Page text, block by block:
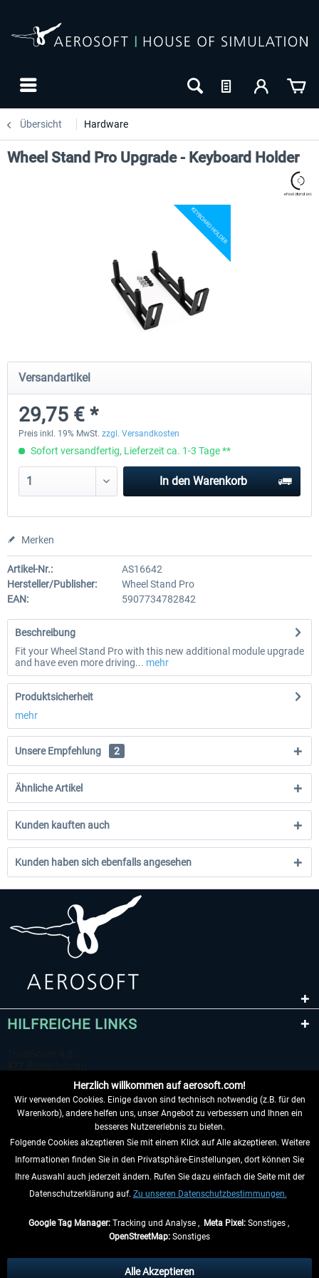
Übersicht Hardware
Wheel Stand Pro - Farm Truck
196,35 € *
Wheel Stand Pro Upgrade - Keyboard Holder
Versandartikel
29,75 € *
Preis inkl. 19% MwSt. zzgl. Versandkosten
Sofort versandfertig, Lieferzeit ca. 1-3 Tage **
In den Warenkorb
Merken
Artikel-Nr.:
AS16642
Hersteller/Publisher:
Wheel Stand Pro
EAN:
5907734782842
Beschreibung
Fit your Wheel Stand Pro with this new additional module upgrade
and have even more driving... mehr
Produktsicherheit
mehr
Unsere Empfehlung 2
Ähnliche Artikel
Kunden kauften auch
Kunden haben sich ebenfalls angesehen
HILFREICHE LINKS
VERTRAG WIDERRUFEN
INFORMATIONEN
anders beschrieben.
Herzlich willkommen auf aerosoft.com!
Wir verwenden Cookies. Einige davon sind technisch notwendig (z.B. für den
Warenkorb), andere helfen uns, unser Angebot zu verbessern und Ihnen ein
besseres Nutzererlebnis zu bieten.
Folgende Cookies akzeptieren Sie mit einem Klick auf Alle akzeptieren. Weitere
Informationen finden Sie in den Privatsphäre-Einstellungen, dort können Sie
Ihre Auswahl auch jederzeit ändern. Rufen Sie dazu einfach die Seite mit der
Datenschutzerklärung auf. Zu unseren Datenschutzbestimmungen.
Google Tag Manager:Tracking und Analyse , Meta Pixel:Sonstiges ,
OpenStreetMap: Sonstiges
Alle Akzeptieren